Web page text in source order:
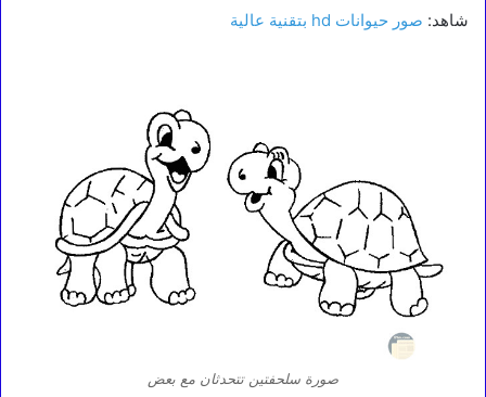
شاهد: صور حيوانات hd بتقنية عالية
صورة سلحفتين تتحدثان مع بعض